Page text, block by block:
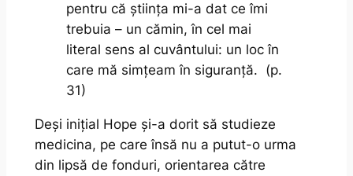
pentru că știința mi-a dat ce îmi
trebuia – un cămin, în cel mai
literal sens al cuvântului: un loc în
care mă simțeam în siguranță. (p.
31)
Deși inițial Hope și-a dorit să studieze
medicina, pe care însă nu a putut-o urma
din lipsă de fonduri, orientarea către